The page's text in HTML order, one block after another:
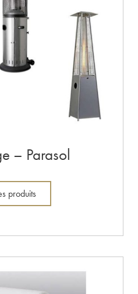
– Parasol
produits